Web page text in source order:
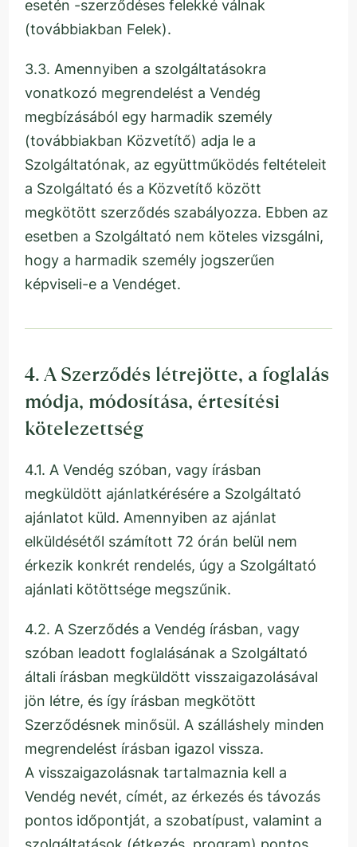
esetén -szerződéses felekké válnak
(továbbiakban Felek).
3.3. Amennyiben a szolgáltatásokra
vonatkozó megrendelést a Vendég
megbízásából egy harmadik személy
(továbbiakban Közvetítő) adja le a
Szolgáltatónak, az együttműködés feltételeit
a Szolgáltató és a Közvetítő között
megkötött szerződés szabályozza. Ebben az
esetben a Szolgáltató nem köteles vizsgálni,
hogy a harmadik személy jogszerűen
képviseli-e a Vendéget.
4. A Szerződés létrejötte, a foglalás
módja, módosítása, értesítési
kötelezettség
4.1. A Vendég szóban, vagy írásban
megküldött ajánlatkérésére a Szolgáltató
ajánlatot küld. Amennyiben az ajánlat
elküldésétől számított 72 órán belül nem
érkezik konkrét rendelés, úgy a Szolgáltató
ajánlati kötöttsége megszűnik.
4.2. A Szerződés a Vendég írásban, vagy
szóban leadott foglalásának a Szolgáltató
általi írásban megküldött visszaigazolásával
jön létre, és így írásban megkötött
Szerződésnek minősül. A szálláshely minden
megrendelést írásban igazol vissza.
A visszaigazolásnak tartalmaznia kell a
Vendég nevét, címét, az érkezés és távozás
pontos időpontját, a szobatípust, valamint a